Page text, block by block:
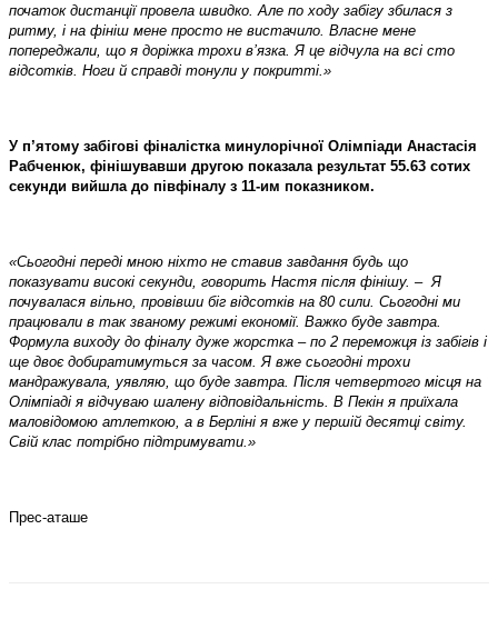
початок дистанції провела швидко. Але по ходу забігу збилася з
ритму, і на фініш мене просто не вистачило. Власне мене
попереджали, що я доріжка трохи в’язка. Я це відчула на всі сто
відсотків. Ноги й справді тонули у покритті.»
У п’ятому забігові фіналістка минулорічної Олімпіади Анастасія
Рабченюк, фінішувавши другою показала результат 55.63 сотих
секунди вийшла до півфіналу з 11-им показником.
«Сьогодні переді мною ніхто не ставив завдання будь що
показувати високі секунди, говорить Настя після фінішу. – Я
почувалася вільно, провівши біг відсотків на 80 сили. Сьогодні ми
працювали в так званому режимі економії. Важко буде завтра.
Формула виходу до фіналу дуже жорстка – по 2 переможця із забігів і
ще двоє добиратимуться за часом. Я вже сьогодні трохи
мандражувала, уявляю, що буде завтра. Після четвертого місця на
Олімпіаді я відчуваю шалену відповідальність. В Пекін я приїхала
маловідомою атлеткою, а в Берліні я вже у першій десятці світу.
Свій клас потрібно підтримувати.»
Прес-аташе